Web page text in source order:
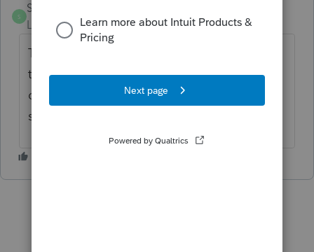
S
Sergio4
Level 5
Forum|Forum|6 years ago
Tu ne demandes aucune exemption puisque
tu ne déclares aucun gain en capital. Le but
de la T2091 est justement d'éviter à avoir à
se taxer sur le gain.